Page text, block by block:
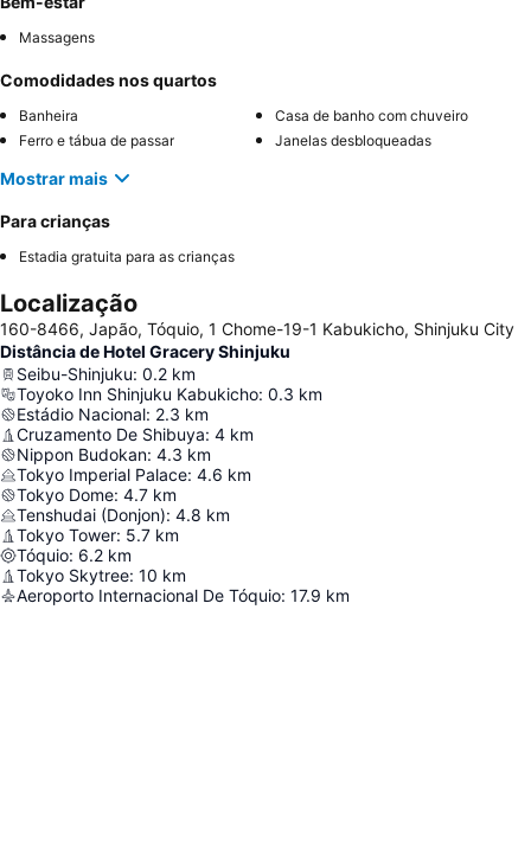
Massagens
Comodidades nos quartos
Banheira
Casa de banho com chuveiro
Ferro e tábua de passar
Janelas desbloqueadas
Mostrar mais
Para crianças
Estadia gratuita para as crianças
Localização
160-8466, Japão, Tóquio, 1 Chome-19-1 Kabukicho, Shinjuku City
Distância de Hotel Gracery Shinjuku
Seibu-Shinjuku: 0.2 km
Toyoko Inn Shinjuku Kabukicho: 0.3 km
Estádio Nacional: 2.3 km
Cruzamento De Shibuya: 4 km
Nippon Budokan: 4.3 km
Tokyo Imperial Palace: 4.6 km
Tokyo Dome: 4.7 km
Tenshudai (Donjon): 4.8 km
Tokyo Tower: 5.7 km
Tóquio: 6.2 km
Tokyo Skytree: 10 km
Aeroporto Internacional De Tóquio: 17.9 km